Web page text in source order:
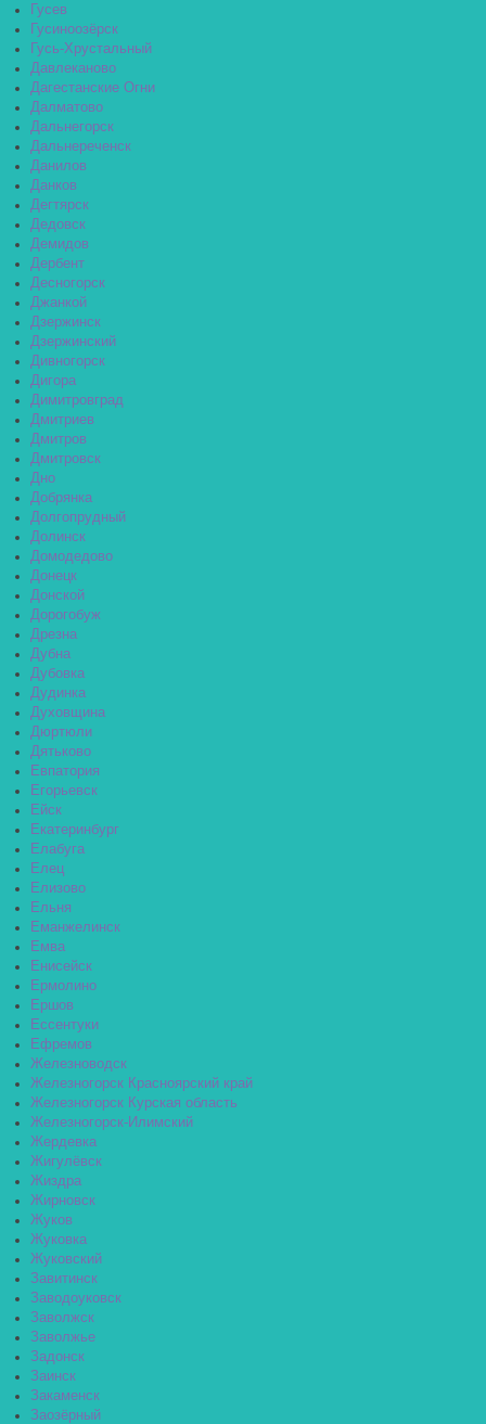
Гусев
Гусиноозёрск
Гусь-Хрустальный
Давлеканово
Дагестанские Огни
Далматово
Дальнегорск
Дальнереченск
Данилов
Данков
Дегтярск
Дедовск
Демидов
Дербент
Десногорск
Джанкой
Дзержинск
Дзержинский
Дивногорск
Дигора
Димитровград
Дмитриев
Дмитров
Дмитровск
Дно
Добрянка
Долгопрудный
Долинск
Домодедово
Донецк
Донской
Дорогобуж
Дрезна
Дубна
Дубовка
Дудинка
Духовщина
Дюртюли
Дятьково
Евпатория
Егорьевск
Ейск
Екатеринбург
Елабуга
Елец
Елизово
Ельня
Еманжелинск
Емва
Енисейск
Ермолино
Ершов
Ессентуки
Ефремов
Железноводск
Железногорск Красноярский край
Железногорск Курская область
Железногорск-Илимский
Жердевка
Жигулёвск
Жиздра
Жирновск
Жуков
Жуковка
Жуковский
Завитинск
Заводоуковск
Заволжск
Заволжье
Задонск
Заинск
Закаменск
Заозёрный